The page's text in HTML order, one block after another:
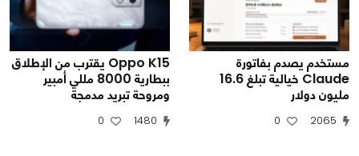
مستخدم يصدم بفاتورة
Claude خيالية تبلغ 16.6
مليون دولار
2065
0
Oppo K15 يقترب من الإطلاق
ببطارية 8000 مللي أمبير
ومروحة تبريد مدمجة
1480
0